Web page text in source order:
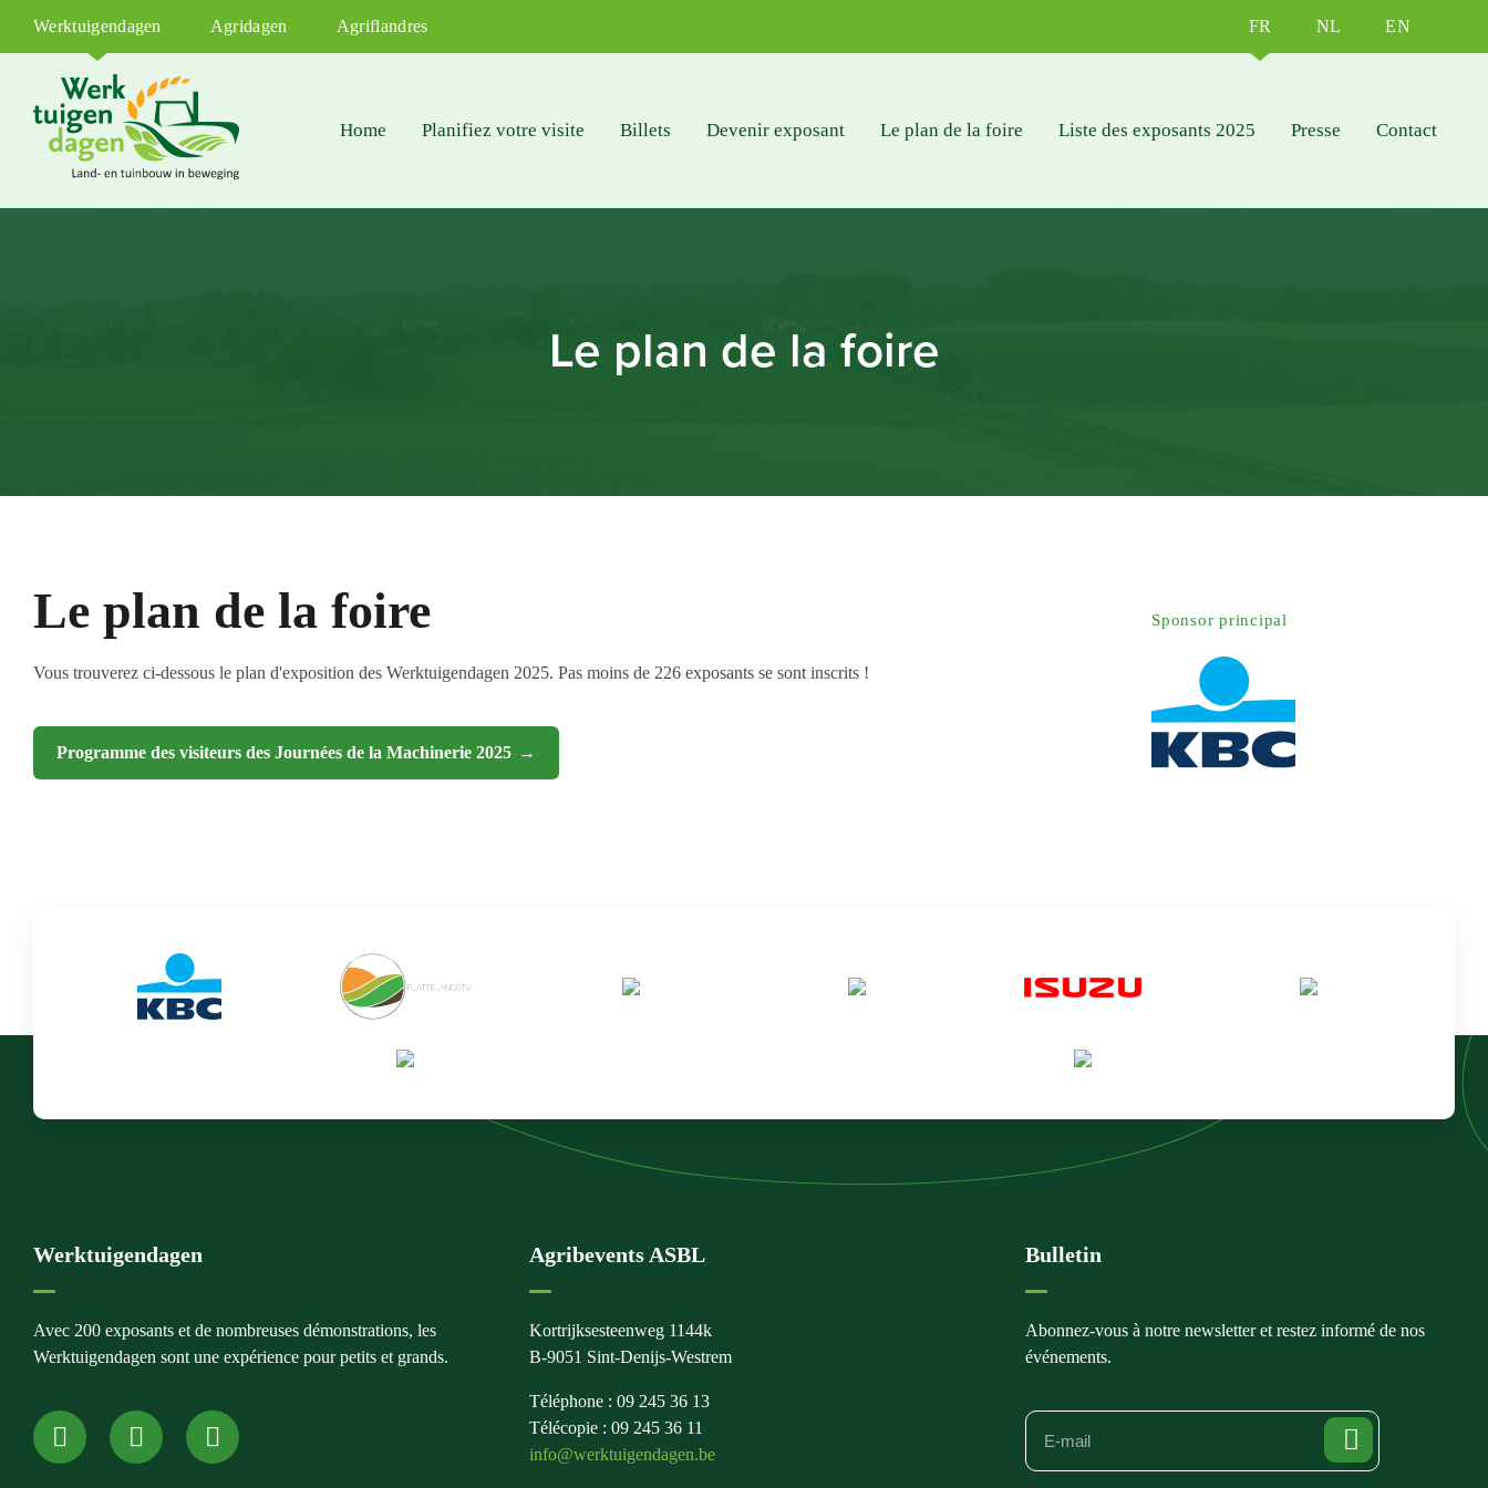
Werktuigendagen Agridagen Agriflandres FR NL EN
Home Planifiez votre visite Billets Devenir exposant Le plan de la foire Liste des exposants 2025 Presse Contact
Le plan de la foire
Le plan de la foire
Vous trouverez ci-dessous le plan d'exposition des Werktuigendagen 2025. Pas moins de 226 exposants se sont inscrits !
Programme des visiteurs des Journées de la Machinerie 2025
Sponsor principal
Werktuigendagen
Avec 200 exposants et de nombreuses démonstrations, les
Werktuigendagen sont une expérience pour petits et grands.
Agribevents ASBL
Kortrijksesteenweg 1144k
B-9051 Sint-Denijs-Westrem
Téléphone : 09 245 36 13
Télécopie : 09 245 36 11
info@werktuigendagen.be
Bulletin
Abonnez-vous à notre newsletter et restez informé de nos
événements.